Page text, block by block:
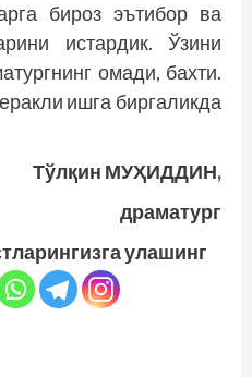
бироз эътибор ва
истардик. Ўзини
омади, бахти.
ишга биргаликда
Тўлқин МУҲИДДИН,
драматург
улашинг